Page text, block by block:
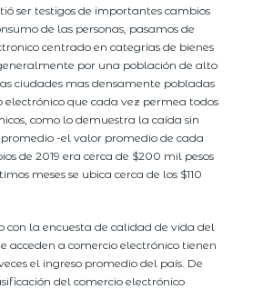
ser testigos de importantes cambios
de las personas, pasamos de
centrado en categrías de bienes
por una población de alto
ciudades mas densamente pobladas
electrónico que cada vez permea todos
como lo demuestra la caída sin
-el valor promedio de cada
de 2019 era cerca de $200 mil pesos
meses se ubica cerca de los $110
con la encuesta de calidad de vida del
acceden a comercio electrónico tienen
el ingreso promedio del país. De
del comercio electrónico